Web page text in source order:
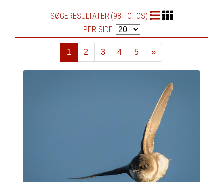
SØGERESULTATER (98 FOTOS)
PER SIDE:
1 2 3 4 5
»
Næste